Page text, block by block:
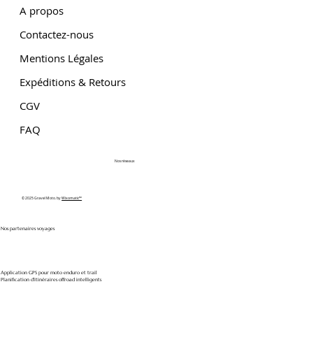
A propos
Contactez-nous
Mentions Légales
Expéditions & Retours
CGV
FAQ
Nos partenaires voyages
Application GPS pour moto enduro et trail
Planification d'itinéraires offroad intelligents
© 2025 Gravel Moto. byWixomatic™
Nos réseaux